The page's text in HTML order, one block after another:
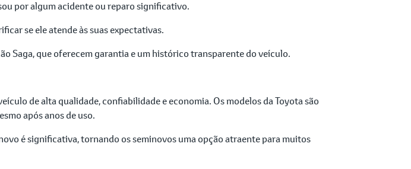
por algum acidente ou reparo significativo.
se ele atende às suas expectativas.
Saga, que oferecem garantia e um histórico transparente do veículo.
de alta qualidade, confiabilidade e economia. Os modelos da Toyota são
após anos de uso.
é significativa, tornando os seminovos uma opção atraente para muitos